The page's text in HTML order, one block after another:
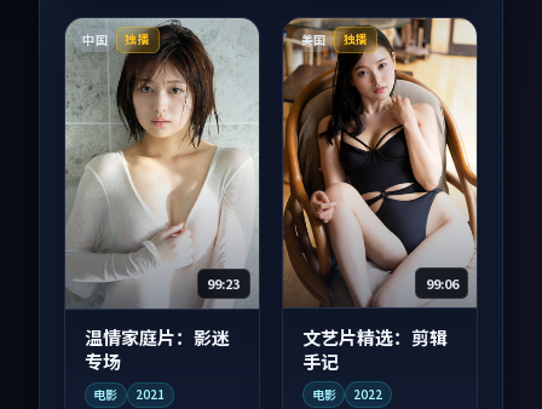
中国 独播
99:23
温情家庭片：影迷
专场
电影 2021
美国 独播
99:06
文艺片精选：剪辑
手记
电影 2022